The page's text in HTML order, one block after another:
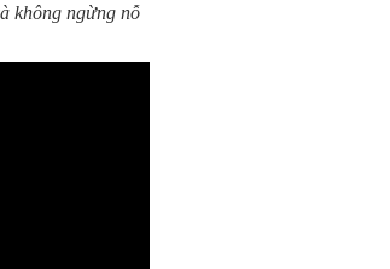
không ngừng nỗ